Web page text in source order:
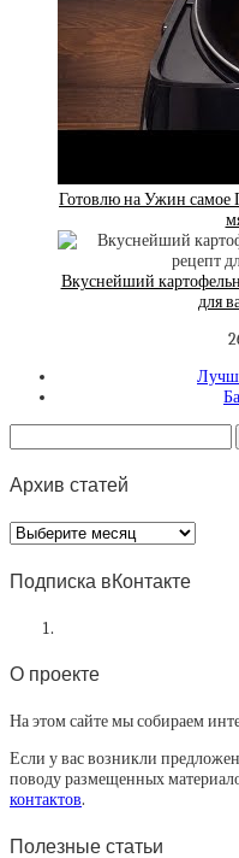
Готовлю на Ужин самое
Вкуснейший
для
Архив статей
Архив
статей
Подписка вКонтакте
О проекте
На этом сайте мы собираем
Если у вас возникли
поводу размещенных
контактов.
Полезные статьи